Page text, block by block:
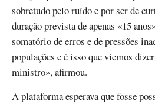
sobretudo pelo ruído e por ser de
duração prevista de apenas «15
somatório de erros e de pressões
populações e é isso que viemos
ministro», afirmou.
A plataforma esperava que fosse